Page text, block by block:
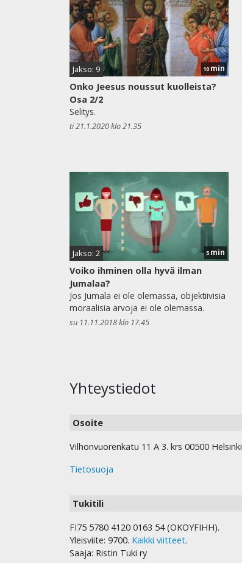
Jakso: 9 10 min
Onko Jeesus noussut kuolleista?
Osa 2/2
Selitys.
ti 21.1.2020 klo 21.35
Jakso: 2 5min
Voiko ihminen olla hyvä ilman
Jumalaa?
Jos Jumala ei ole olemassa, objektiivisia
moraalisia arvoja ei ole olemassa.
su 11.11.2018 klo 17.45
Yhteystiedot
Osoite
Vilhonvuorenkatu 11 A 3. krs 00500 Helsinki
Tietosuoja
Tukitili
FI75 5780 4120 0163 54 (OKOYFIHH).
Yleisviite: 9700. Kaikki viitteet.
Saaja: Ristin Tuki ry